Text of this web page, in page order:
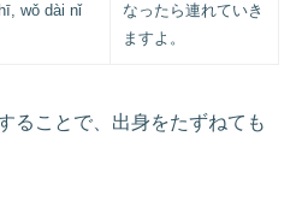
wǒ dài nǐ
なったら連れていき
ますよ。
ることで、出身をたずねても